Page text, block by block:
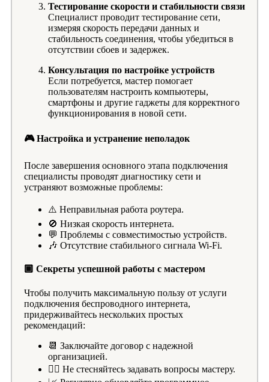
Тестирование скорости и стабильности связи
Специалист проводит тестирование сети,
измеряя скорость передачи данных и
стабильность соединения, чтобы убедиться в
отсутствии сбоев и задержек.
Консультация по настройке устройств
Если потребуется, мастер помогает
пользователям настроить компьютеры,
смартфоны и другие гаджеты для корректного
функционирования в новой сети.
🎮 Настройка и устранение неполадок
После завершения основного этапа подключения
специалисты проводят диагностику сети и
устраняют возможные проблемы:
⚠️ Неправильная работа роутера.
🚫 Низкая скорость интернета.
💬 Проблемы с совместимостью устройств.
🎶 Отсутствие стабильного сигнала Wi-Fi.
🏾 Секреты успешной работы с мастером
Чтобы получить максимальную пользу от услуги
подключения беспроводного интернета,
придерживайтесь нескольких простых
рекомендаций:
📆 Заключайте договор с надежной
организацией.
🕵️‍♂️ Не стесняйтесь задавать вопросы мастеру.